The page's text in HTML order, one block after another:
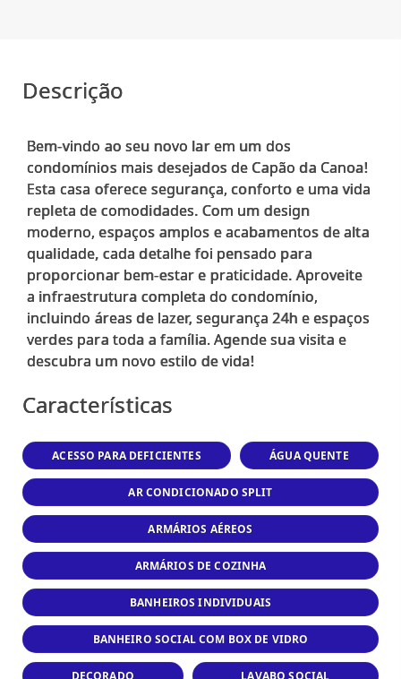
Descrição
Bem-vindo ao seu novo lar em um dos
condomínios mais desejados de Capão da Canoa!
Esta casa oferece segurança, conforto e uma vida
repleta de comodidades. Com um design
moderno, espaços amplos e acabamentos de alta
qualidade, cada detalhe foi pensado para
proporcionar bem-estar e praticidade. Aproveite
a infraestrutura completa do condomínio,
incluindo áreas de lazer, segurança 24h e espaços
verdes para toda a família. Agende sua visita e
descubra um novo estilo de vida!
Características
ACESSO PARA DEFICIENTES ÁGUA QUENTE
AR CONDICIONADO SPLIT
ARMÁRIOS AÉREOS
ARMÁRIOS DE COZINHA
BANHEIROS INDIVIDUAIS
BANHEIRO SOCIAL COM BOX DE VIDRO
DECORADO LAVABO SOCIAL